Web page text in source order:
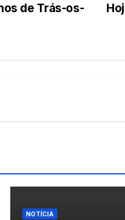
de Trás-os-
NOTÍCIA